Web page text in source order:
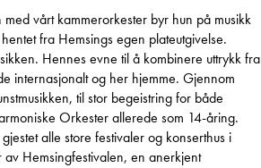
vårt kammerorkester byr hun på musikk
fra Hemsings egen plateutgivelse.
Hennes evne til å kombinere uttrykk fra
internasjonalt og her hjemme. Gjennom
til stor begeistring for både
Orkester allerede som 14-åring.
alle store festivaler og konserthus i
Hemsingfestivalen, en anerkjent